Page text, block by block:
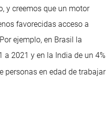
y creemos que un motor
favorecidas acceso a
ejemplo, en Brasil la
2021 y en la India de un 4%
personas en edad de trabajar